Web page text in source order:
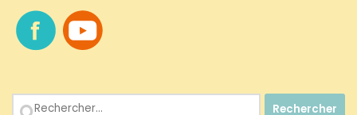
Rechercher :